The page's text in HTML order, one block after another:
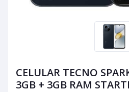
CELULAR TECNO
3GB + 3GB RAM